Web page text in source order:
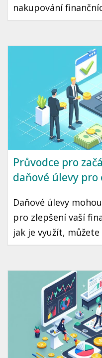
nakupování
bez ohledu na
špatného
článek vás seznámí
jak ho využít ve
strategii.
Průvodce pro
daňové úlevy
Daňové úlevy
pro zlepšení vaší
jak je využít,
daních, což může
můžete maximálně
České republice.